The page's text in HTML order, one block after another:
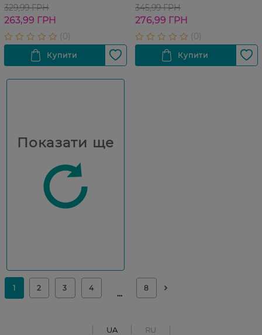
329,99 ГРН
263,99 ГРН
345,99 ГРН
276,99 ГРН
Показати ще
UA RU